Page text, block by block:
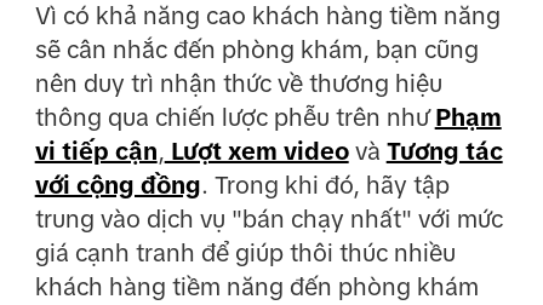
Vì có khả năng cao khách hàng tiềm năng
sẽ cân nhắc đến phòng khám, bạn cũng
nên duy trì nhận thức về thương hiệu
thông qua chiến lược phễu trên nhưPhạm
vi tiếp cận, Lượt xem videovà Tương tác
với cộng đồng. Trong khi đó, hãy tập
trung vào dịch vụ "bán chạy nhất" với mức
giá cạnh tranh để giúp thôi thúc nhiều
khách hàng tiềm năng đến phòng khám